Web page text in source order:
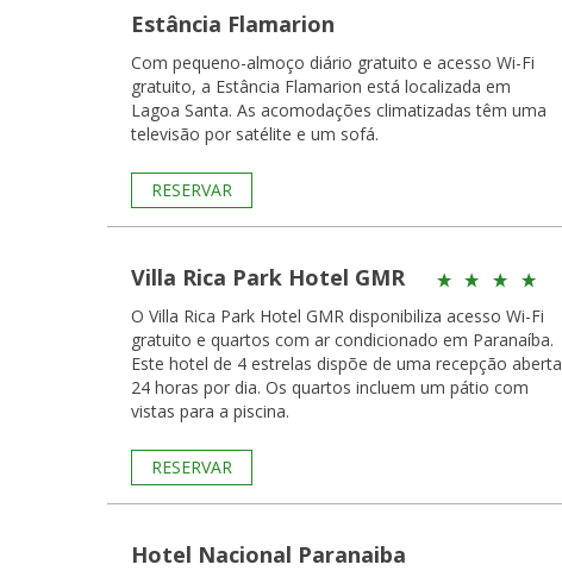
Estância Flamarion
Com pequeno-almoço diário gratuito e acesso Wi-Fi
gratuito, a Estância Flamarion está localizada em
Lagoa Santa. As acomodações climatizadas têm uma
televisão por satélite e um sofá.
RESERVAR
Villa Rica Park Hotel GMR
O Villa Rica Park Hotel GMR disponibiliza acesso Wi-Fi
gratuito e quartos com ar condicionado em Paranaíba.
Este hotel de 4 estrelas dispõe de uma recepção aberta
24 horas por dia. Os quartos incluem um pátio com
vistas para a piscina.
RESERVAR
Hotel Nacional Paranaiba